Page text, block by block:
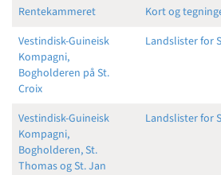
Rentekammeret
Kort og
Vestindisk-Guineisk
Kompagni,
Bogholderen på St.
Croix
Landslister for
Vestindisk-Guineisk
Kompagni,
Bogholderen, St.
Thomas og St. Jan
Landslister for